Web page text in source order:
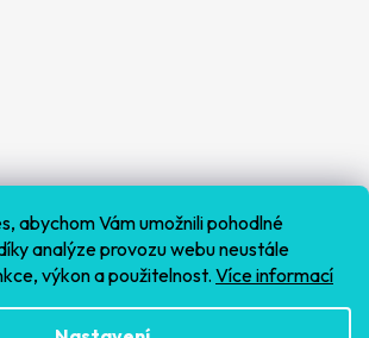
abychom Vám umožnili pohodlné
analýze provozu webu neustále
výkon a použitelnost. Více informací
na Instagramu